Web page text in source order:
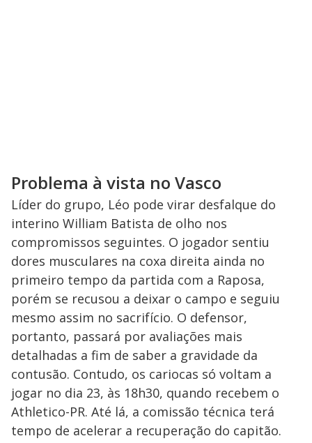
Problema à vista no Vasco
Líder do grupo, Léo pode virar desfalque do
interino William Batista de olho nos
compromissos seguintes. O jogador sentiu
dores musculares na coxa direita ainda no
primeiro tempo da partida com a Raposa,
porém se recusou a deixar o campo e seguiu
mesmo assim no sacrifício. O defensor,
portanto, passará por avaliações mais
detalhadas a fim de saber a gravidade da
contusão. Contudo, os cariocas só voltam a
jogar no dia 23, às 18h30, quando recebem o
Athletico-PR. Até lá, a comissão técnica terá
tempo de acelerar a recuperação do capitão.